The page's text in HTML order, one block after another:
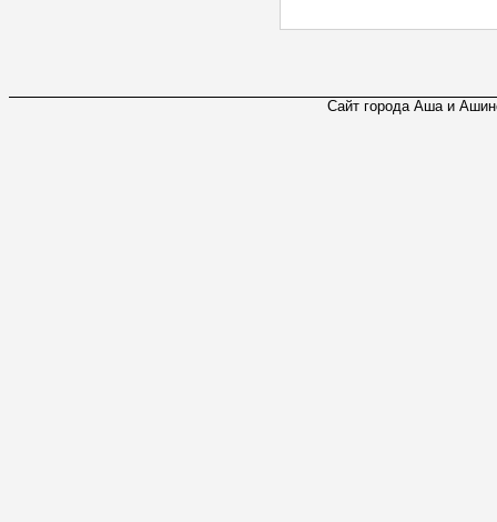
Сайт города Аша и